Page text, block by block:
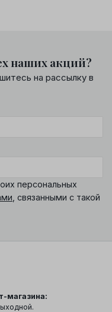
наших акций?
на рассылку в
персональных
, связанными с такой
магазина: